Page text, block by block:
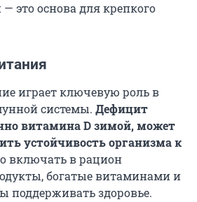
это основа для крепкого
играет ключевую роль в
системы. Дефицит
витамина D зимой, может
устойчивость организма к
включать в рацион
богатые витаминами и
поддерживать здоровье.